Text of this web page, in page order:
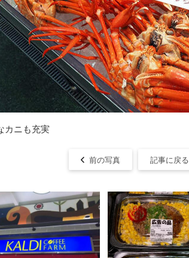
カニも充実
前の写真 記事に戻る